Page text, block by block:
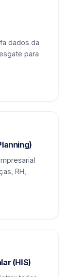
dados da
para
RH,
(HIS)